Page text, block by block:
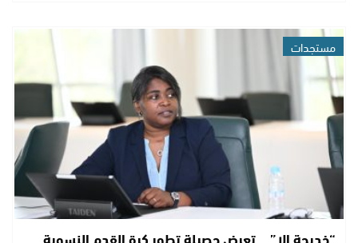
مستجدات